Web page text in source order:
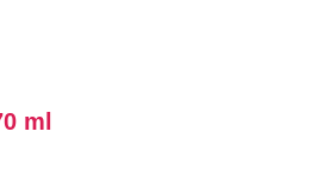
ml